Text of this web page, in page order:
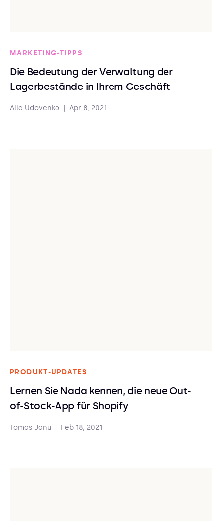
MARKETING-TIPPS
Die Bedeutung der Verwaltung der
Lagerbestände in Ihrem Geschäft
Alla Udovenko Apr 8, 2021
PRODUKT-UPDATES
Lernen Sie Nada kennen, die neue Out-
of-Stock-App für Shopify
Tomas Janu Feb 18, 2021